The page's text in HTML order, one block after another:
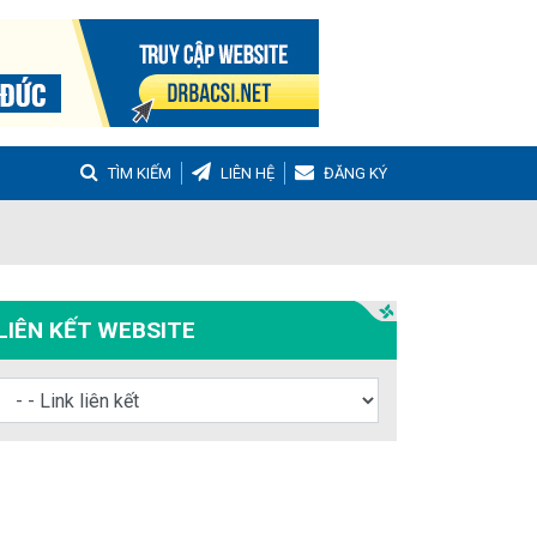
TÌM KIẾM LIÊN HỆ ĐĂNG KÝ
Tọa Viêm Khớp Dạng Thấp
KẾT WEBSITE